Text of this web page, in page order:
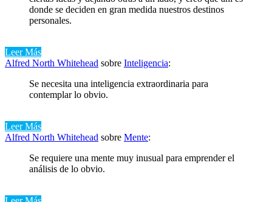
donde se deciden en gran medida nuestros destinos
personales.
Leer Más
Alfred North Whitehead sobre Inteligencia:
Se necesita una inteligencia extraordinaria para
contemplar lo obvio.
Leer Más
Alfred North Whitehead sobre Mente:
Se requiere una mente muy inusual para emprender el
análisis de lo obvio.